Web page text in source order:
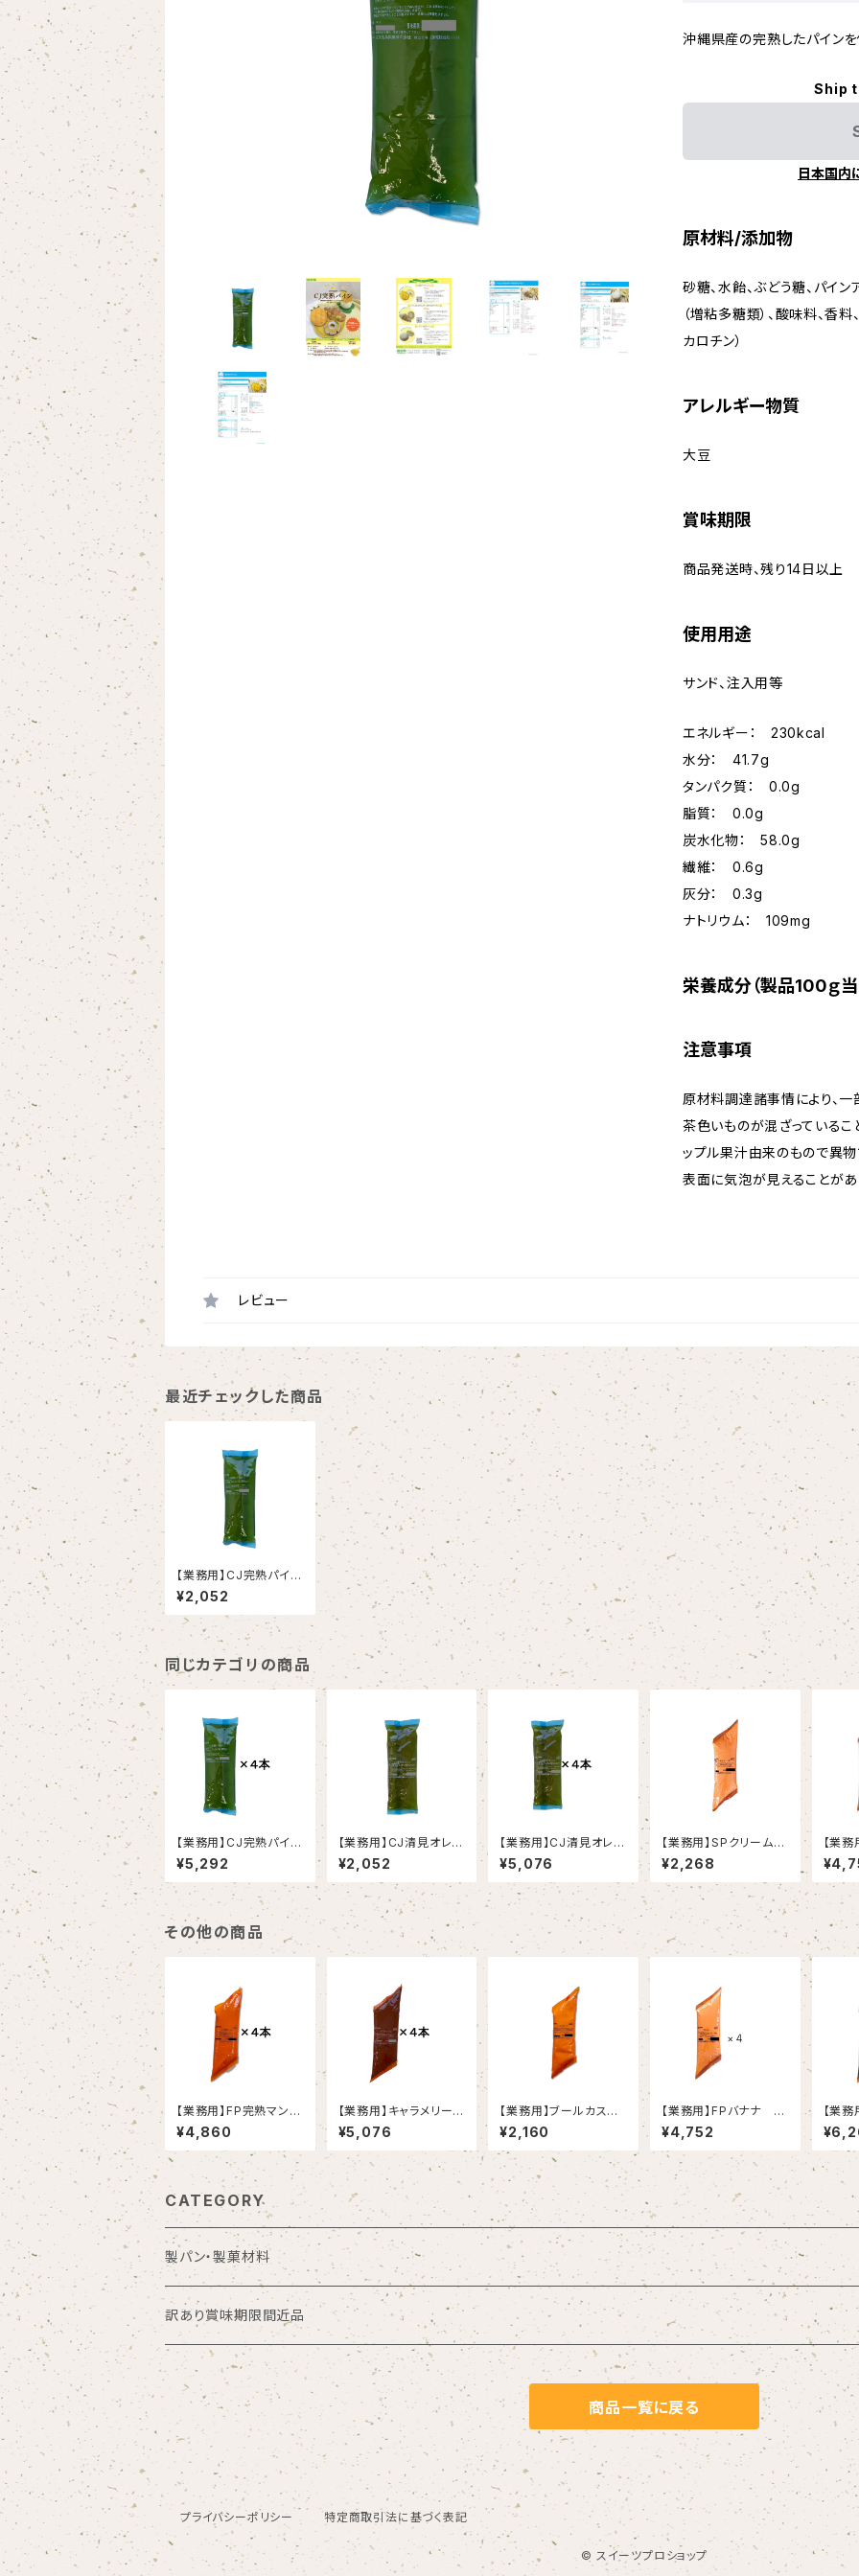
沖縄県産の完熟したパインを
Ship
日本国内
原材料/添加物
砂糖、水飴、ぶどう糖、パイ
（増粘多糖類）、酸味料、香
カロチン）
アレルギー物質
大豆
賞味期限
商品発送時、残り14日以上
使用用途
サンド、注入用等
エネルギー： 230kcal
水分： 41.7g
タンパク質： 0.0g
脂質： 0.0g
炭水化物： 58.0g
繊維： 0.6g
灰分： 0.3g
ナトリウム： 109mg
栄養成分（製品100ｇ
注意事項
原材料調達諸事情により、一
茶色いものが混ざっているこ
ップル果汁由来のもので異物
表面に気泡が見えることがあ
レビュー
最近チェックした商品
【業務用】CJ完熟パイ
ン 1kg（春夏限定〈5～
8月〉）
¥2,052
同じカテゴリの商品
【業務用】CJ完熟パイ
ン 1kg×4（春夏限定
〈5～8月〉）
¥5,292
【業務用】CJ清見オレン
ジ 1kg
¥2,052
【業務用】CJ清見オレン
ジ 1kg×4
¥5,076
【業務用】SPクリームチ
ーズ 1kg
¥2,268
【業
㎏×4
その他の商品
【業務用】FP完熟マンゴ
ー 1kg×4 （春夏限定
〈2～8月〉）
¥4,860
【業務用】キャラメリーナ
S 1kg×4
¥5,076
【業務用】ブールカスタ
ーⅡ 1kg
¥2,160
【業務用】FPバナナ 1
㎏×4
¥4,752
【業
コ
CATEGORY
製パン・製菓材料
フラワーペースト
油脂加工食品
ジャム・ゼリー
カレー
訳あり賞味期限間近品
商品一覧に戻る
プライバシーポリシー 特定商取引法に基づく表記
© スイーツプロショップ